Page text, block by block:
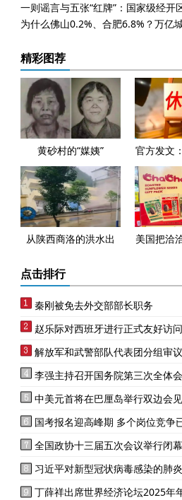
精彩图荐
黄砂村的“媒姨”
官方发文
后呢
从陕西商洛的洪水出
的2026年
美国把洽
点击排行
秦刚被免去外交部部长职务
赵乐际对西班牙进行正式友好访问
解放军和武警部队代表团分组审议
李强主持召开国务院第三次全体
中美元首将在巴厘岛举行双边会见
国考报名迎高峰期 多个岗位竞争
习近平对新型冠状病毒感染的肺
丁薛祥出席世界经济论坛2025年